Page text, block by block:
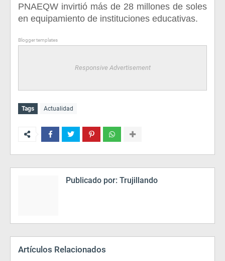
PNAEQW invirtió más de 28 millones de soles
en equipamiento de instituciones educativas.
Blogger templates
Responsive Advertisement
Tags Actualidad
Publicado por: Trujillando
Artículos Relacionados